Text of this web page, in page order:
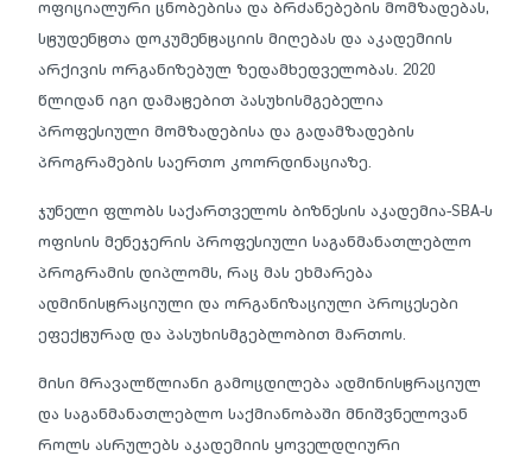
ოფიციალური ცნობებისა და ბრძანებების მომზადებას,
სტუდენტთა დოკუმენტაციის მიღებას და აკადემიის
არქივის ორგანიზებულ ზედამხედველობას. 2020
წლიდან იგი დამატებით პასუხისმგებელია
პროფესიული მომზადებისა და გადამზადების
პროგრამების საერთო კოორდინაციაზე.
ჯუნელი ფლობს საქართველოს ბიზნესის აკადემია-SBA-ს
ოფისის მენეჯერის პროფესიული საგანმანათლებლო
პროგრამის დიპლომს, რაც მას ეხმარება
ადმინისტრაციული და ორგანიზაციული პროცესები
ეფექტურად და პასუხისმგებლობით მართოს.
მისი მრავალწლიანი გამოცდილება ადმინისტრაციულ
და საგანმანათლებლო საქმიანობაში მნიშვნელოვან
როლს ასრულებს აკადემიის ყოველდღიური